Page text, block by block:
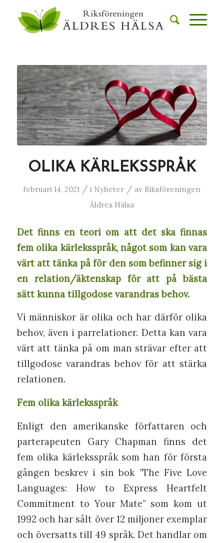
OLIKA KÄRLEKSSPRÅK
februari 14, 2021 / i Nyheter / av Riksföreningen
Äldres Hälsa
Det finns en teori om att det ska finnas
fem olika kärleksspråk, något som kan vara
värt att tänka på för den som befinner sig i
en relation/äktenskap för att på bästa
sätt kunna tillgodose varandras behov.
Vi människor är olika och har därför olika
behov, även i parrelationer. Detta kan vara
värt att tänka på om man strävar efter att
tillgodose varandras behov för att stärka
relationen.
Fem olika kärleksspråk
Enligt den amerikanske författaren och
parterapeuten Gary Chapman finns det
fem olika kärleksspråk som han för första
gången beskrev i sin bok ”The Five Love
Languages: How to Express Heartfelt
Commitment to Your Mate” som kom ut
1992 och har sålt över 12 miljoner exemplar
och översatts till 49 språk. Det handlar om